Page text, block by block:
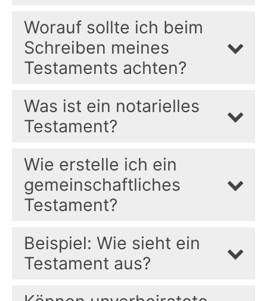
Worauf sollte ich beim
Schreiben meines
Testaments achten?
Was ist ein notarielles
Testament?
Wie erstelle ich ein
gemeinschaftliches
Testament?
Beispiel: Wie sieht ein
Testament aus?